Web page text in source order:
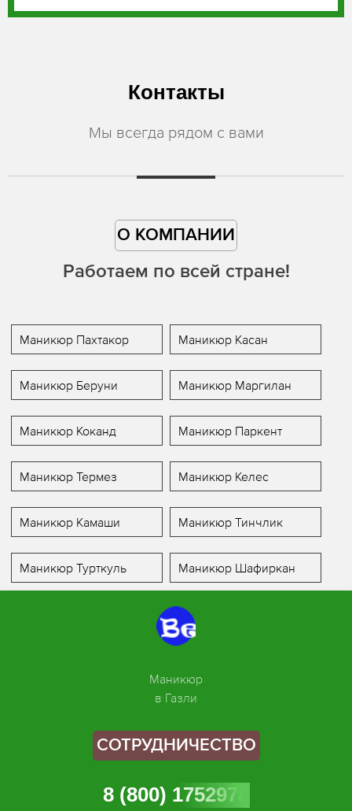
Контакты
Мы всегда рядом с вами
О КОМПАНИИ
Работаем по всей стране!
Маникюр Пахтакор Маникюр Касан
Маникюр Беруни Маникюр Маргилан
Маникюр Коканд Маникюр Паркент
Маникюр Термез Маникюр Келес
Маникюр Камаши Маникюр Тинчлик
Маникюр Турткуль Маникюр Шафиркан
Маникюр
в Газли
СОТРУДНИЧЕСТВО
8 (800) 1752978